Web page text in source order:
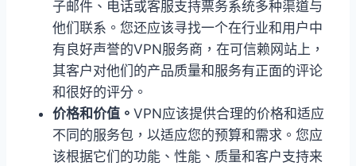
子邮件、电话或客服支持票务系统多种渠道与
他们联系。您还应该寻找一个在行业和用户中
有良好声誉的VPN服务商，在可信赖网站上，
其客户对他们的产品质量和服务有正面的评论
和很好的评分。
价格和价值。 VPN应该提供合理的价格和适应
不同的服务包，以适应您的预算和需求。您应
该根据它们的功能、性能、质量和客户支持来